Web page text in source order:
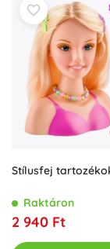
Stílusfej
Raktáron
2 940 Ft